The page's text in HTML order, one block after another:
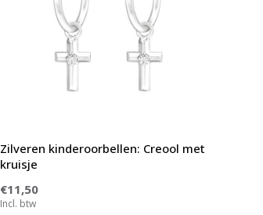
Zilveren kinderoorbellen: Creool met
kruisje
€11,50
Incl. btw